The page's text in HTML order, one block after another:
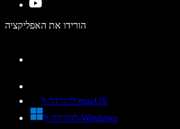
הורידו את האפליקציה
להורדה ל-macOS
להורדה ל-Windows